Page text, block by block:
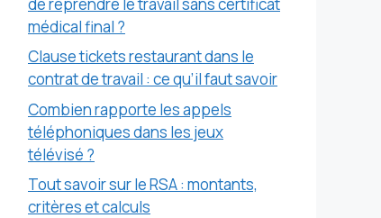
médical final ?
Clause tickets restaurant dans le
contrat de travail : ce qu’il faut savoir
Combien rapporte les appels
téléphoniques dans les jeux
télévisé ?
Tout savoir sur le RSA : montants,
critères et calculs